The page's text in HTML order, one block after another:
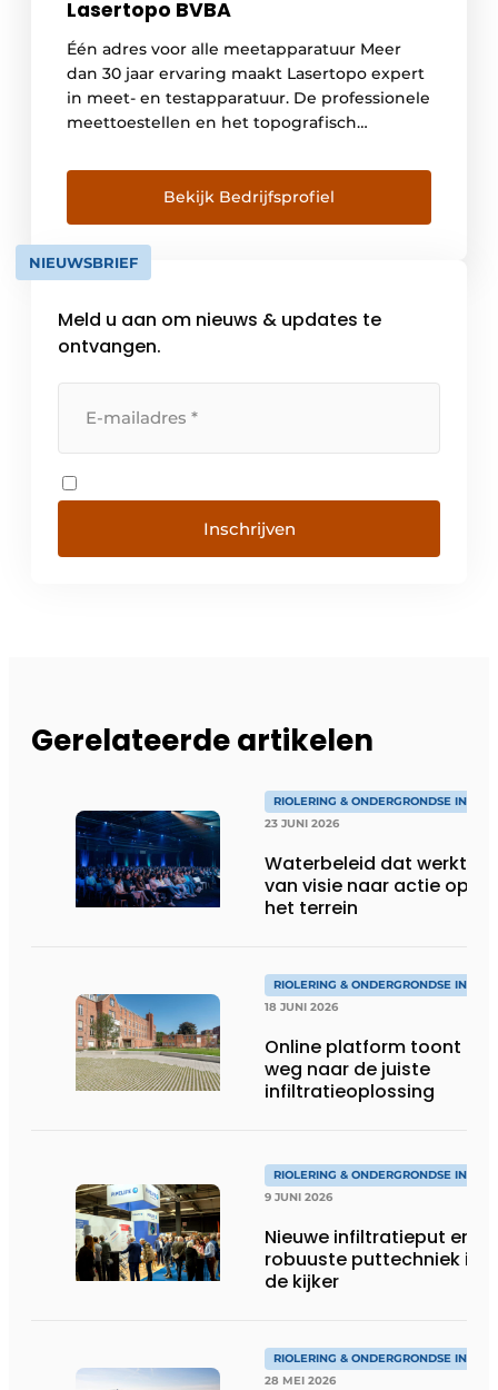
Lasertopo BVBA
Één adres voor alle meetapparatuur Meer
dan 30 jaar ervaring maakt Lasertopo expert
in meet- en testapparatuur. De professionele
meettoestellen en het topografisch
vouwmeters over DISTO™, bouwlasers, GPS
en robotstations, maken terreinwerk
efficiënter en meetwerk preciezer. Ze zijn
dan wel geautoriseerde verdeler en
servicepartner van Leica Geosystems en
[…]
Bekijk Bedrijfsprofiel
NIEUWSBRIEF
Meld u aan om nieuws & updates te
ontvangen.
Inschrijven
Gerelateerde artikelen
RIOLERING & ONDERGRONDSE INFRA
23 JUNI 2026
Waterbeleid dat werkt:
van visie naar actie op
het terrein
RIOLERING & ONDERGRONDSE INFRA
18 JUNI 2026
Online platform toont de
weg naar de juiste
infiltratieoplossing
RIOLERING & ONDERGRONDSE INFRA
9 JUNI 2026
Nieuwe infiltratieput en
robuuste puttechniek in
de kijker
RIOLERING & ONDERGRONDSE INFRA
28 MEI 2026